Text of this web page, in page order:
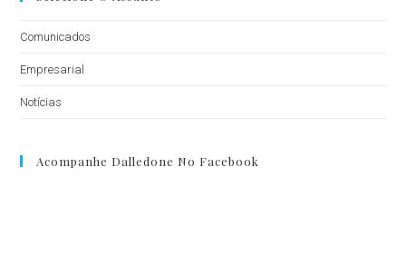
Comunicados
Empresarial
Notícias
Acompanhe Dalledone No Facebook